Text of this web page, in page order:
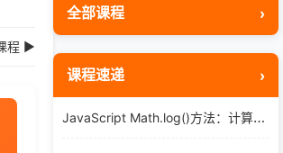
程 ▶
全部课程
HTML CSS
JS
后端编程
课程速递
JavaScript Math.log()方法：计算自然对数